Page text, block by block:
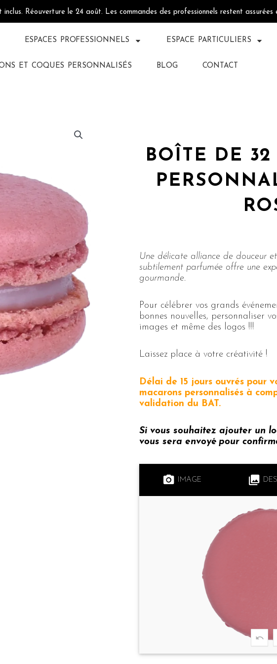
Réouverture le 24 août. Les commandes des professionnels restent assurées
ESPACES PROFESSIONNELS ESPACE PARTICULIERS
ET COQUES PERSONNALISÉS BLOG CONTACT
BOÎTE DE 32
Une délicate alliance de douceur
subtilement parfumée offre une
gourmande.
Pour célébrer vos grands
bonnes nouvelles, personnaliser
images et même des logos !!!
Laissez place à votre créativité !
Délai de 15 jours ouvrés pour
macarons personnalisés à
validation du BAT.
Si vous souhaitez ajouter un
vous sera envoyé pour
IMAGE